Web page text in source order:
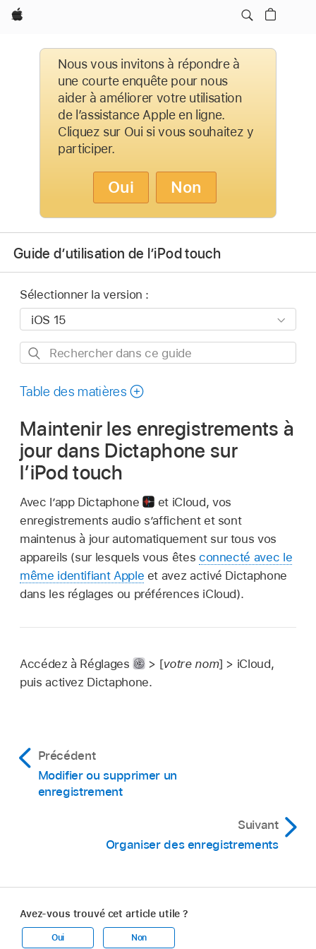
Apple
Nous vous invitons à répondre à
une courte enquête pour nous
aider à améliorer votre utilisation
de l’assistance Apple en ligne.
Cliquez sur Oui si vous souhaitez y
participer.
Oui Non
Guide d’utilisation de l’iPod touch
Sélectionner la version :
Rechercher
ce
Table des matières
Maintenir les enregistrements à
jour dans Dictaphone sur
l’iPod touch
Avec l’app Dictaphone
et iCloud, vos
enregistrements audio s’affichent et sont
maintenus à jour automatiquement sur tous vos
appareils (sur lesquels vous êtes connecté avec le
même identifiant Apple et avez activé Dictaphone
dans les réglages ou préférences iCloud).
Accédez à Réglages > [votre nom] > iCloud,
puis activez Dictaphone.
Précédent
Modifier ou supprimer un
enregistrement
Suivant
Organiser des enregistrements
Avez-vous trouvé cet article utile ?
Oui Non